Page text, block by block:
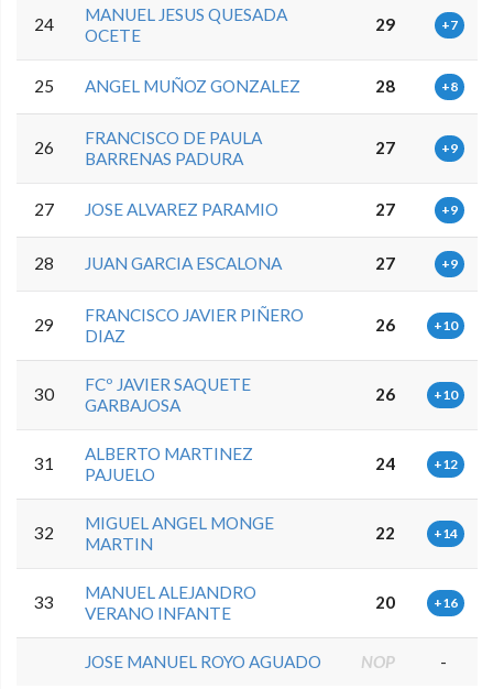
24
MANUEL JESUS QUESADA
OCETE
29 +7
25 ANGEL MUÑOZ GONZALEZ 28 +8
26
FRANCISCO DE PAULA
BARRENAS PADURA
27 +9
27 JOSE ALVAREZ PARAMIO 27 +9
28 JUAN GARCIA ESCALONA 27 +9
29
FRANCISCO JAVIER PIÑERO
DIAZ
26 +10
30
FCº JAVIER SAQUETE
GARBAJOSA
26 +10
31
ALBERTO MARTINEZ
PAJUELO
24 +12
32
MIGUEL ANGEL MONGE
MARTIN
22 +14
33
MANUEL ALEJANDRO
VERANO INFANTE
20 +16
JOSE MANUEL ROYO AGUADO NOP -